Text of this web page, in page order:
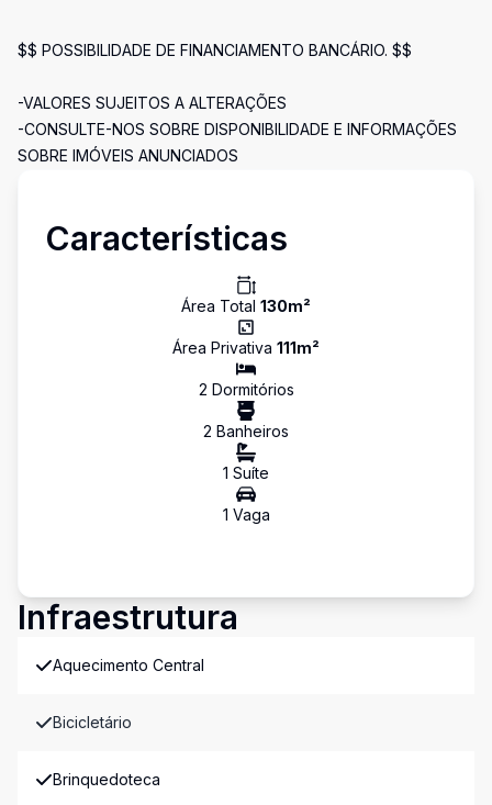
$$ POSSIBILIDADE DE FINANCIAMENTO BANCÁRIO. $$
-VALORES SUJEITOS A ALTERAÇÕES
-CONSULTE-NOS SOBRE DISPONIBILIDADE E INFORMAÇÕES
SOBRE IMÓVEIS ANUNCIADOS
Características
Área Total 130m²
Área Privativa 111m²
2 Dormitórios
2 Banheiros
1 Suíte
1 Vaga
Infraestrutura
Aquecimento Central
Bicicletário
Brinquedoteca